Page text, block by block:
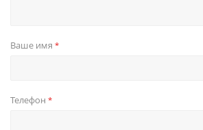
Ваше имя *
Телефон *